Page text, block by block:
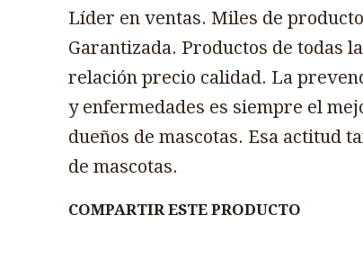
Líder en ventas. Miles de
Garantizada. Productos de todas
relación precio calidad. La
y enfermedades es siempre el
dueños de mascotas. Esa actitud
de mascotas.
COMPARTIR ESTE PRODUCTO